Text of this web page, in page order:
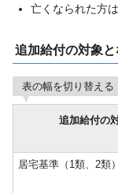
亡くなられた方
追加給付の対象
表の幅を切り替える
追加給付の
居宅基準（1類、2類）